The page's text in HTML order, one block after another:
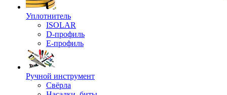
Уплотнитель
ISOLAR
D-профиль
Е-профиль
Ручной инструмент
Свёрла